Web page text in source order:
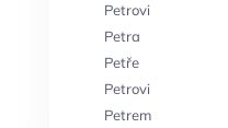
Petrovi
Petra
Petře
Petrovi
Petrem